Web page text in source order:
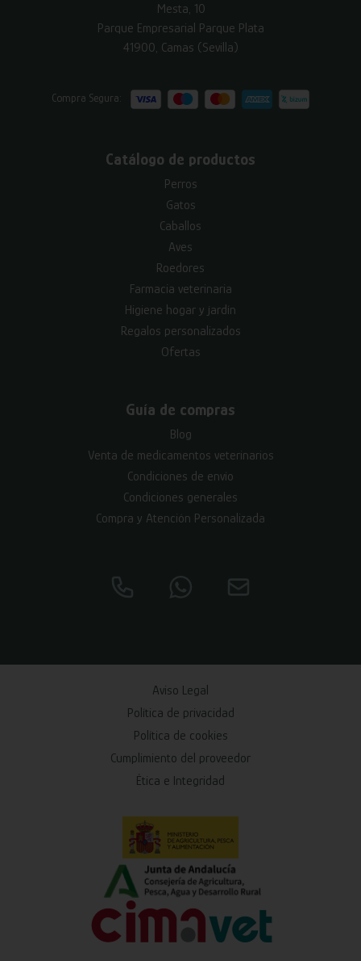
Mesta, 10
Parque Empresarial Parque Plata
41900, Camas (Sevilla)
Compra Segura:
Catálogo de productos
Perros
Gatos
Caballos
Aves
Roedores
Farmacia veterinaria
Higiene hogar y jardín
Regalos personalizados
Ofertas
Guía de compras
Blog
Venta de medicamentos veterinarios
Condiciones de envío
Condiciones generales
Compra y Atención Personalizada
Aviso Legal
Política de privacidad
Política de cookies
Cumplimiento del proveedor
Ética e Integridad